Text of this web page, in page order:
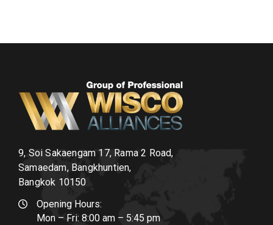
9, Soi Sakaengam 17, Rama 2 Road,
Samaedam, Bangkhuntien,
Bangkok 10150
Opening Hours:
Mon – Fri: 8:00 am – 5:45 pm